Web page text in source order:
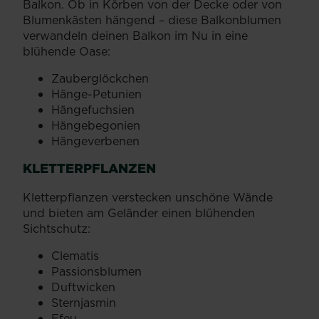
Balkon. Ob in Körben von der Decke oder von
Blumenkästen hängend – diese Balkonblumen
verwandeln deinen Balkon im Nu in eine
blühende Oase:
Zauberglöckchen
Hänge-Petunien
Hängefuchsien
Hängebegonien
Hängeverbenen
KLETTERPFLANZEN
Kletterpflanzen verstecken unschöne Wände
und bieten am Geländer einen blühenden
Sichtschutz:
Clematis
Passionsblumen
Duftwicken
Sternjasmin